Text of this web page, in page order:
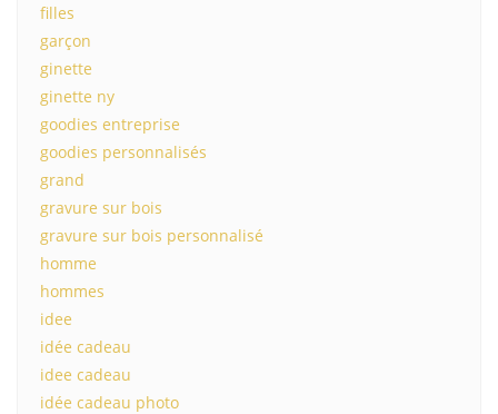
filles
garçon
ginette
ginette ny
goodies entreprise
goodies personnalisés
grand
gravure sur bois
gravure sur bois personnalisé
homme
hommes
idee
idée cadeau
idee cadeau
idée cadeau photo